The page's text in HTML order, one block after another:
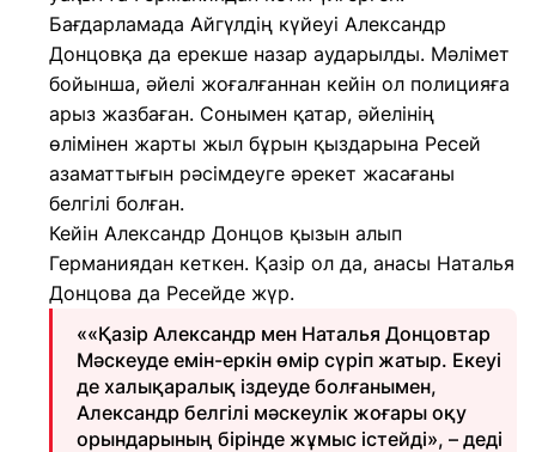
Бағдарламада Айгүлдің күйеуі Александр
Донцовқа да ерекше назар аударылды. Мәлімет
бойынша, әйелі жоғалғаннан кейін ол полицияға
арыз жазбаған. Сонымен қатар, әйелінің
өлімінен жарты жыл бұрын қыздарына Ресей
азаматтығын рәсімдеуге әрекет жасағаны
белгілі болған.
Кейін Александр Донцов қызын алып
Германиядан кеткен. Қазір ол да, анасы Наталья
Донцова да Ресейде жүр.
««Қазір Александр мен Наталья Донцовтар
Мәскеуде емін-еркін өмір сүріп жатыр. Екеуі
де халықаралық іздеуде болғанымен,
Александр белгілі мәскеулік жоғары оқу
орындарының бірінде жұмыс істейді», – деді